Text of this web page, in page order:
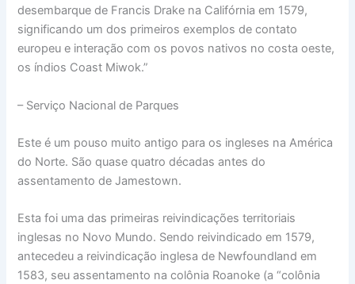
desembarque de Francis Drake na Califórnia em 1579,
significando um dos primeiros exemplos de contato
europeu e interação com os povos nativos no costa oeste,
os índios Coast Miwok.”
– Serviço Nacional de Parques
Este é um pouso muito antigo para os ingleses na América
do Norte. São quase quatro décadas antes do
assentamento de Jamestown.
Esta foi uma das primeiras reivindicações territoriais
inglesas no Novo Mundo. Sendo reivindicado em 1579,
antecedeu a reivindicação inglesa de Newfoundland em
1583, seu assentamento na colônia Roanoke (a “colônia